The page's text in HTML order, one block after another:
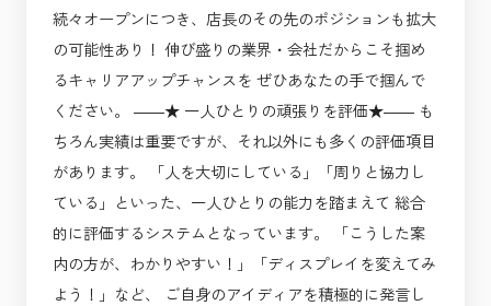
続々オープンにつき、店長のその先のポジションも拡大
の可能性あり！ 伸び盛りの業界・会社だからこそ掴め
るキャリアアップチャンスを ぜひあなたの手で掴んで
ください。 ――★ 一人ひとりの頑張りを評価★―― も
ちろん実績は重要ですが、それ以外にも多くの評価項目
があります。 「人を大切にしている」「周りと協力し
ている」といった、一人ひとりの能力を踏まえて 総合
的に評価するシステムとなっています。 「こうした案
内の方が、わかりやすい！」「ディスプレイを変えてみ
よう！」など、 ご自身のアイディアを積極的に発言し